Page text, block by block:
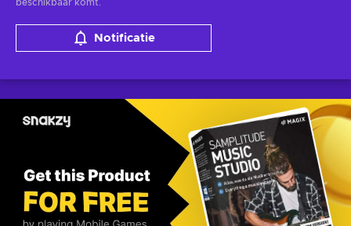
beschikbaar komt.
Notificatie